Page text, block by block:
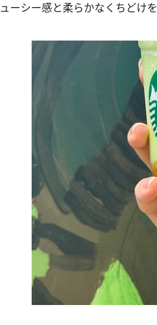
ューシー感と柔らかなくちどけ